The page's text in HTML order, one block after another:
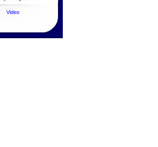
Video